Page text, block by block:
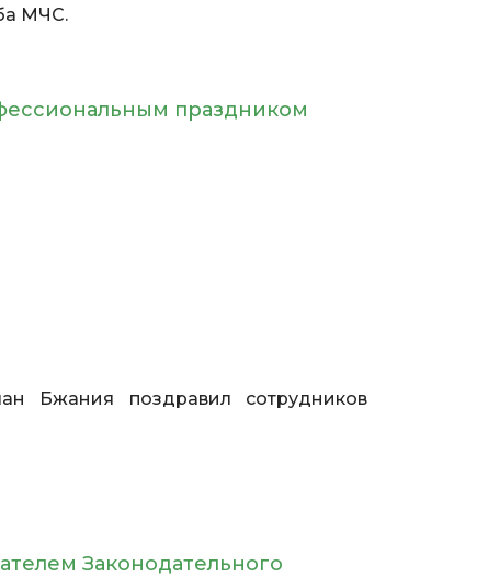
МЧС.
праздником
Бжания поздравил сотрудников
Законодательного